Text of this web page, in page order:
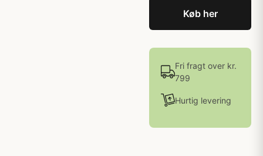
Køb her
Fri fragt over kr.
799
Hurtig levering